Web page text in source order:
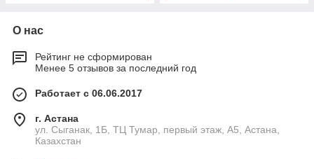
О нас
Рейтинг не сформирован
Менее 5 отзывов за последний год
Работает с 06.06.2017
г. Астана
ул. Сыганак, 1Б, ТЦ Тумар, первый этаж, А5, Астана,
Казахстан